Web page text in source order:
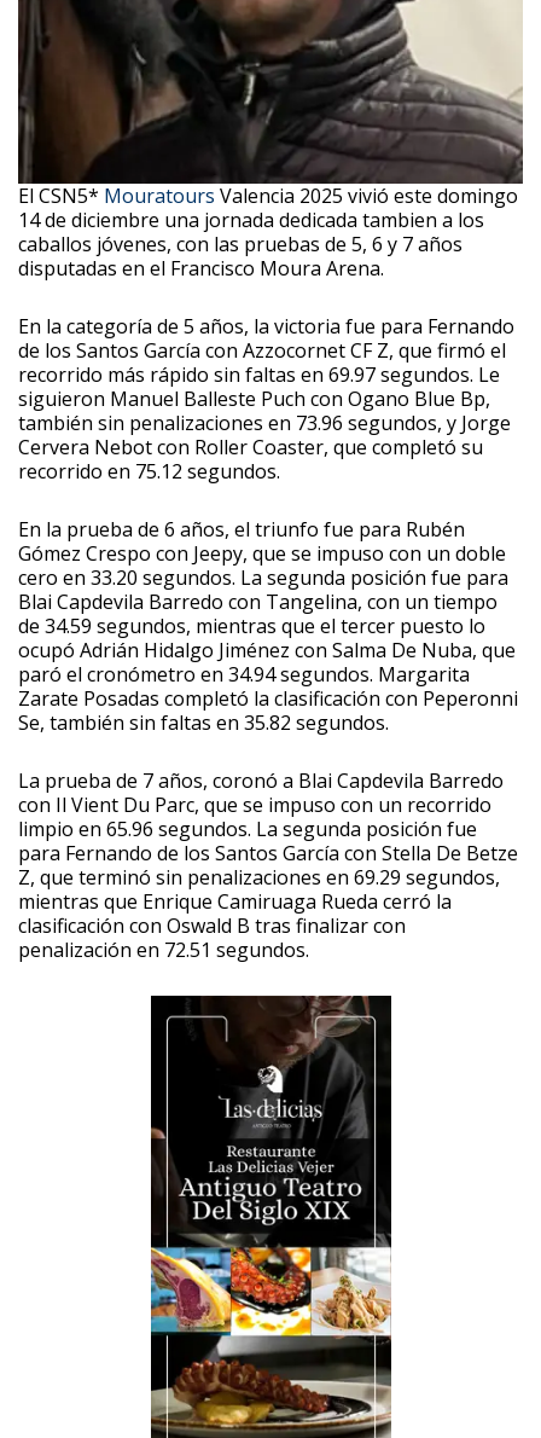
El CSN5* Mouratours Valencia 2025 vivió este domingo
14 de diciembre una jornada dedicada tambien a los
caballos jóvenes, con las pruebas de 5, 6 y 7 años
disputadas en el Francisco Moura Arena.
En la categoría de 5 años, la victoria fue para Fernando
de los Santos García con Azzocornet CF Z, que firmó el
recorrido más rápido sin faltas en 69.97 segundos. Le
siguieron Manuel Balleste Puch con Ogano Blue Bp,
también sin penalizaciones en 73.96 segundos, y Jorge
Cervera Nebot con Roller Coaster, que completó su
recorrido en 75.12 segundos.
En la prueba de 6 años, el triunfo fue para Rubén
Gómez Crespo con Jeepy, que se impuso con un doble
cero en 33.20 segundos. La segunda posición fue para
Blai Capdevila Barredo con Tangelina, con un tiempo
de 34.59 segundos, mientras que el tercer puesto lo
ocupó Adrián Hidalgo Jiménez con Salma De Nuba, que
paró el cronómetro en 34.94 segundos. Margarita
Zarate Posadas completó la clasificación con Peperonni
Se, también sin faltas en 35.82 segundos.
La prueba de 7 años, coronó a Blai Capdevila Barredo
con Il Vient Du Parc, que se impuso con un recorrido
limpio en 65.96 segundos. La segunda posición fue
para Fernando de los Santos García con Stella De Betze
Z, que terminó sin penalizaciones en 69.29 segundos,
mientras que Enrique Camiruaga Rueda cerró la
clasificación con Oswald B tras finalizar con
penalización en 72.51 segundos.